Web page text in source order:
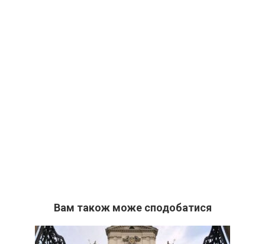
Вам також може сподобатися